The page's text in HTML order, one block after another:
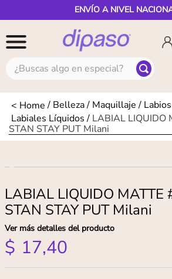
ENVÍO A NIVEL
¿Buscas algo en especial?
Belleza Maquillaje
Labios
Labiales Líquidos
LABIAL LIQUIDO
STAN STAY PUT Milani
LABIAL LIQUIDO MATTE
STAN STAY PUT Milani
Ver más detalles del producto
$ 17,40